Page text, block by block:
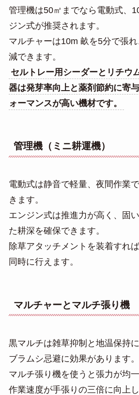
管理機は50㎡までなら電動式、
ジン式が推奨されます。
マルチャーは10m 畝を5分で張
減できます。
セルトレー用シーダーとリチウ
器は発芽率向上と薬剤節約に寄
ォーマンスが高い機材です。
管理機（ミニ耕運機）
電動式は静音で軽量、夜間作業
きます。
エンジン式は推進力が高く、固
た耕深を確保できます。
除草アタッチメントを装着すれ
同時に行えます。
マルチャーとマルチ張り機
黒マルチは雑草抑制と地温保持
ブラムシ忌避に効果があります。
マルチ張り機を使うと張力が均
作業速度が手張りの三倍に向上し